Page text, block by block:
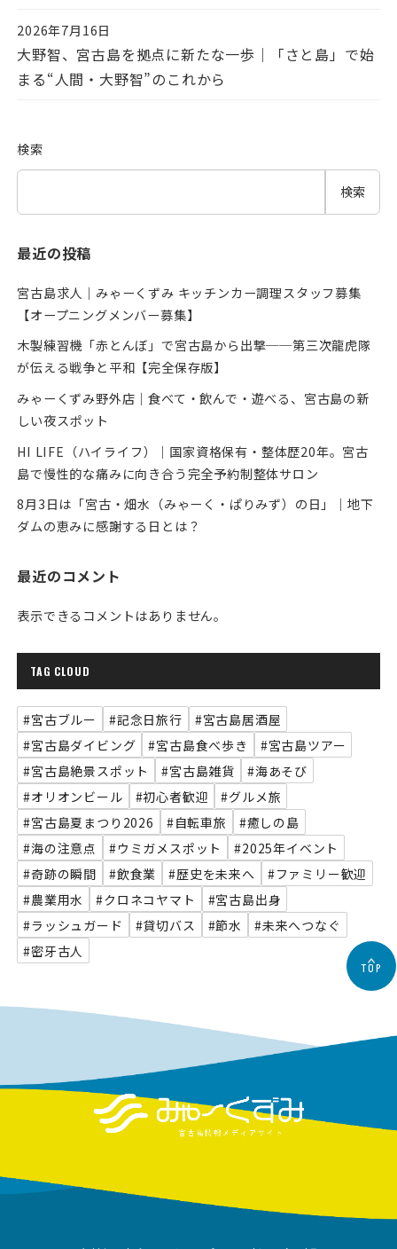
投稿日
2026年7月16日
大野智、宮古島を拠点に新たな一歩｜「さと島」で始
まる“人間・大野智”のこれから
検索
検索
最近の投稿
宮古島求人｜みゃーくずみ キッチンカー調理スタッフ募集
【オープニングメンバー募集】
木製練習機「赤とんぼ」で宮古島から出撃──第三次龍虎隊
が伝える戦争と平和【完全保存版】
みゃーくずみ野外店｜食べて・飲んで・遊べる、宮古島の新
しい夜スポット
HI LIFE（ハイライフ）｜国家資格保有・整体歴20年。宮古
島で慢性的な痛みに向き合う完全予約制整体サロン
8月3日は「宮古・畑水（みゃーく・ぱりみず）の日」｜地下
ダムの恵みに感謝する日とは？
最近のコメント
表示できるコメントはありません。
TAG CLOUD
#宮古ブルー #記念日旅行
#宮古島居酒屋
#宮古島ダイビング
#宮古島食べ歩き
#宮古島ツアー
#宮古島絶景スポット
#宮古島雑貨
#海あそび
#オリオンビール
#初心者歓迎
#グルメ旅
#宮古島夏まつり2026
#自転車旅
#癒しの島
#海の注意点
#ウミガメスポット
#2025年イベント
#奇跡の瞬間
#飲食業 #歴史を未来へ
#ファミリー歓迎
#農業用水
#クロネコヤマト
#宮古島出身
#ラッシュガード
#貸切バス #節水
#未来へつなぐ
#密牙古人
TOP